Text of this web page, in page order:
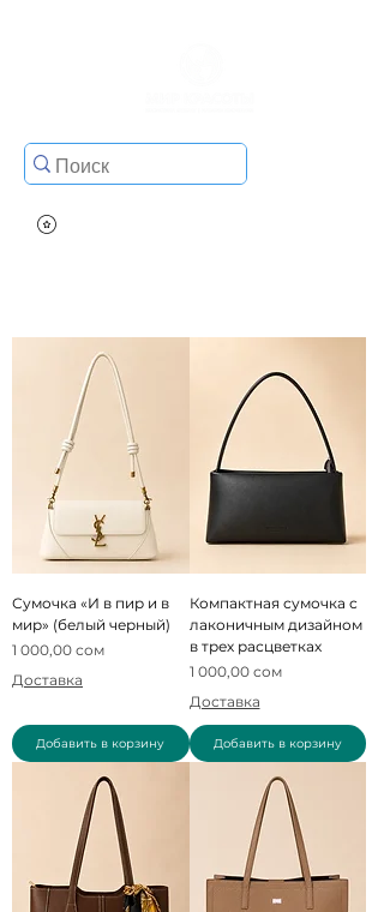
Сумочка «И в пир и в
мир» (белый черный)
Цена
1 000,00 сом
Доставка
Добавить в корзину
Компактная сумочка с
лаконичным дизайном
в трех расцветках
Цена
1 000,00 сом
Доставка
Добавить в корзину